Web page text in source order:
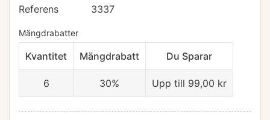
Referens
3337
Mängdrabatter
Kvantitet Mängdrabatt Du Sparar
6 30% Upp till 99,00 kr